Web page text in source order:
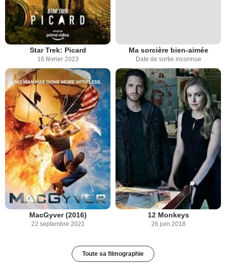
Star Trek: Picard
16 février 2023
Ma sorcière bien-aimée
Date de sortie inconnue
MacGyver (2016)
22 septembre 2021
12 Monkeys
26 juin 2018
Toute sa filmographie